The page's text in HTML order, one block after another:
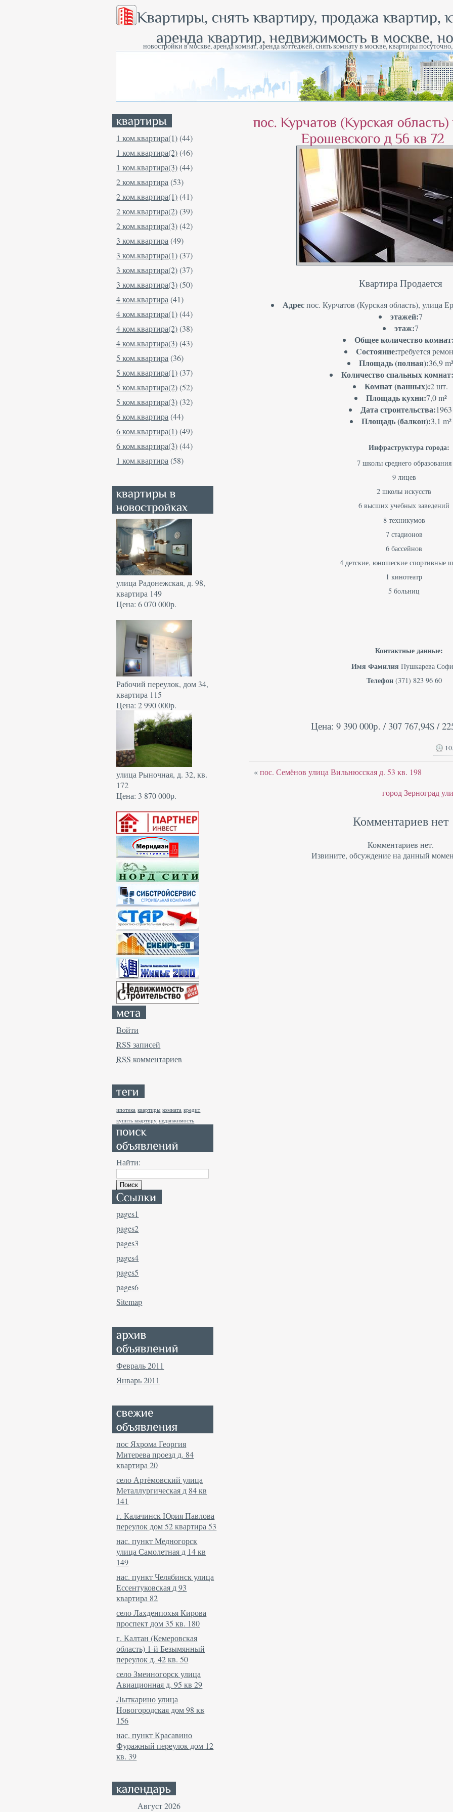
новостройки в москве, аренда комнат, аренда коттеджей, снять комнату в москве, квартиры
1 ком.квартира(1)(44)
1 ком.квартира(2)(46)
1 ком.квартира(3)(44)
2 ком.квартира (53)
2 ком.квартира(1)(41)
2 ком.квартира(2)(39)
2 ком.квартира(3)(42)
3 ком.квартира (49)
3 ком.квартира(1)(37)
3 ком.квартира(2)(37)
3 ком.квартира(3)(50)
4 ком.квартира (41)
4 ком.квартира(1)(44)
4 ком.квартира(2)(38)
4 ком.квартира(3)(43)
5 ком.квартира (36)
5 ком.квартира(1)(37)
5 ком.квартира(2)(52)
5 ком.квартира(3)(32)
6 ком.квартира (44)
6 ком.квартира(1)(49)
6 ком.квартира(3)(44)
1 ком.квартира (58)
улица Радонежская, д. 98,
квартира 149
Цена: 6 070 000р.
Рабочий переулок, дом 34,
квартира 115
Цена: 2 990 000р.
улица Рыночная, д. 32, кв.
172
Цена: 3 870 000р.
Войти
RSS записей
RSS комментариев
ипотека квартиры комната кредит
купить квартиру недвижимость
Найти:
pages1
pages2
pages3
pages4
pages5
pages6
Sitemap
Февраль 2011
Январь 2011
пос Яхрома Георгия
Митерева проезд д. 84
квартира 20
село Артёмовский улица
Металлургическая д 84 кв
141
г. Калачинск Юрия Павлова
переулок дом 52 квартира 53
нас. пункт Медногорск
улица Самолетная д 14 кв
149
нас. пункт Челябинск улица
Ессентуковская д 93
квартира 82
село Лахденпохья Кирова
проспект дом 35 кв. 180
г. Калтан (Кемеровская
область) 1-й Безымянный
переулок д. 42 кв. 50
село Змеиногорск улица
Авиационная д. 95 кв 29
Лыткарино улица
Новогородская дом 98 кв
156
нас. пункт Красавино
Фуражный переулок дом 12
кв. 39
Август 2026
Квартира Продается
Адреспос. Курчатов (Курская область), улица
этажей:7
этаж:7
Общее количество
Cостояние:требуется
Площадь (полная):36,9 m²
Количество спальных комнат:
Комнат (ванных):2 шт.
Площадь кухни:7,0 m²
Дата строительства:1963
Площадь (балкон):3,1 m²
Инфраструктура города:
7 школы среднего образования
9 лицев
2 школы искусств
6 высших учебных заведений
8 техникумов
7 стадионов
6 бассейнов
4 детские, юношеские спортивные
1 кинотеатр
5 больниц
Контактные данные:
Имя Фамилия Пушкарева
Телефон(371) 823 96 60
Цена: 9 390 000р. / 307 767,94$ /
«пос. Семёнов улица Вильнюсская д. 53 кв. 198
город Зерноград
Комментариев нет
Комментариев нет.
Извините, обсуждение на данный